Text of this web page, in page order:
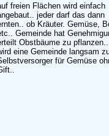
freien Flächen wird einfach
jeder darf das dann
ob Kräuter. Gemüse,
Gemeinde hat
Obstbäume zu
eine Gemeinde langsam
für Gemüse